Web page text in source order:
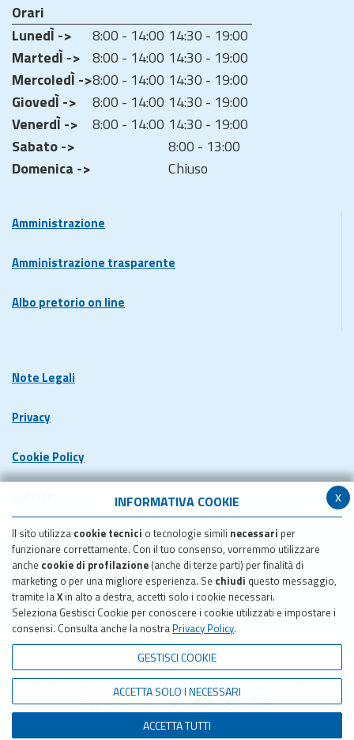
x
INFORMATIVA COOKIE
Il sito utilizza cookie tecnici o tecnologie simili necessari per
funzionare correttamente. Con il tuo consenso, vorremmo utilizzare
anche cookie di profilazione (anche di terze parti) per finalità di
marketing o per una migliore esperienza. Se chiudi questo messaggio,
tramite laX in alto a destra, accetti solo i cookie necessari.
Seleziona Gestisci Cookie per conoscere i cookie utilizzati e impostare i
consensi. Consulta anche la nostra Privacy Policy.
GESTISCI COOKIE
ACCETTA SOLO I NECESSARI
ACCETTA TUTTI
Orari
LunedÌ ->
8:00 - 14:00 14:30 - 19:00
MartedÌ -> 8:00 - 14:00 14:30 - 19:00
MercoledÌ ->8:00 - 14:00 14:30 - 19:00
GiovedÌ ->
8:00 - 14:00 14:30 - 19:00
VenerdÌ ->
8:00 - 14:00 14:30 - 19:00
Sabato ->
8:00 - 13:00
Domenica ->
Chiuso
Amministrazione
Amministrazione trasparente
Albo pretorio on line
Note Legali
Privacy
Cookie Policy
Dichiarazione di accessibilita'
Meccanismo di feedback
Pubblicazione obiettivi di accessibilita'
© 2024 Provincia di Agrigento - Tutti i diritti riservati
Seguici su: